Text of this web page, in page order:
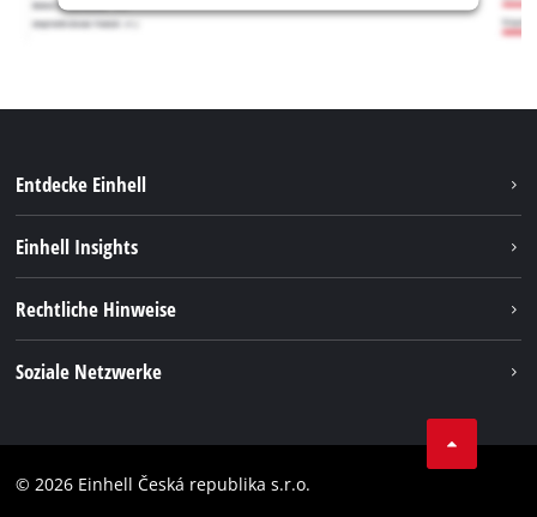
Entdecke Einhell
Akkusystem
Einhell Insights
Rechtliche Hinweise
Barrierefreiheits-Erklärung
Soziale Netzwerke
Instagram
© 2026 Einhell Česká republika s.r.o.